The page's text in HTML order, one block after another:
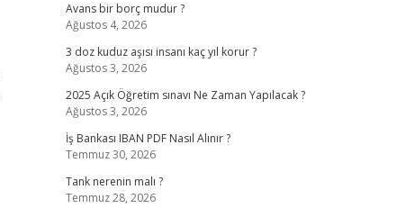
Avans bir borç mudur ?
Ağustos 4, 2026
3 doz kuduz aşısı insanı kaç yıl korur ?
Ağustos 3, 2026
2025 Açık Öğretim sınavı Ne Zaman Yapılacak ?
Ağustos 3, 2026
İş Bankası IBAN PDF Nasıl Alınır ?
Temmuz 30, 2026
Tank nerenin malı ?
Temmuz 28, 2026